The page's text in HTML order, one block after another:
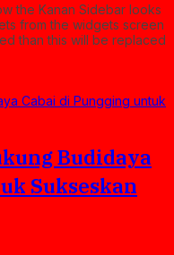
the Kanan Sidebar looks
from the widgets screen
than this will be replaced
Budidaya
Sukseskan